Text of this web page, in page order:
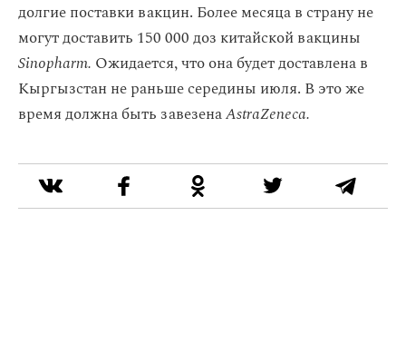
долгие поставки вакцин. Более месяца в страну не
могут доставить 150 000 доз китайской вакцины
Sinopharm. Ожидается, что она будет доставлена в
Кыргызстан не раньше середины июля. В это же
время должна быть завезенаAstraZeneca.